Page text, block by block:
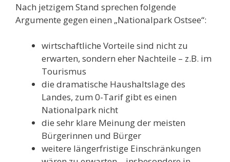
Nach jetzigem Stand sprechen folgende
Argumente gegen einen „Nationalpark Ostsee“:
wirtschaftliche Vorteile sind nicht zu
erwarten, sondern eher Nachteile – z.B. im
Tourismus
die dramatische Haushaltslage des
Landes, zum 0-Tarif gibt es einen
Nationalpark nicht
die sehr klare Meinung der meisten
Bürgerinnen und Bürger
weitere längerfristige Einschränkungen